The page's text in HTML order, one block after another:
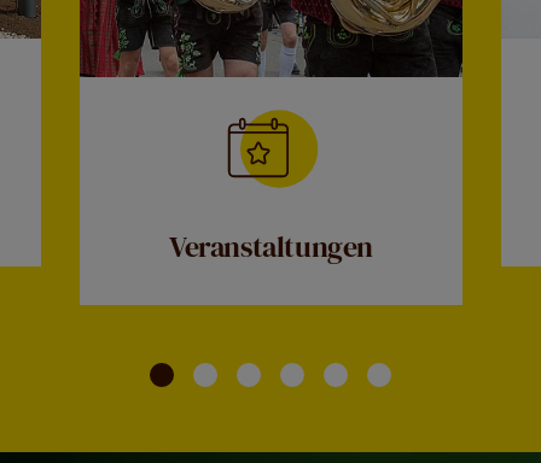
Veranstaltungen